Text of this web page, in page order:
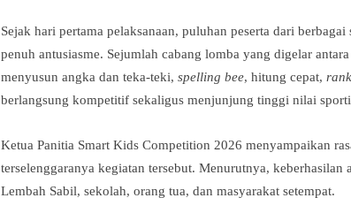
Sejak hari pertama pelaksanaan, puluhan peserta dari
penuh antusiasme. Sejumlah cabang lomba yang digelar
menyusun angka dan teka-teki, spelling bee, hitung cepat,
berlangsung kompetitif sekaligus menjunjung tinggi nilai
Ketua Panitia Smart Kids Competition 2026 menyampaikan
terselenggaranya kegiatan tersebut. Menurutnya,
Lembah Sabil, sekolah, orang tua, dan masyarakat setempat.